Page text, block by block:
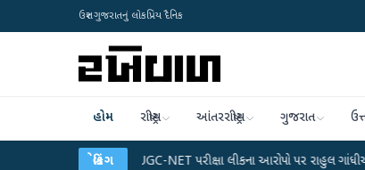
ઉત્તર ગુજરાતનું લોકપ્રિય દૈનિક
હોમ રાષ્ટ્રીય આંતરરાષ્ટ્રીય ગુજરાત
બ્રેકિંગ
UGC-NET પરીક્ષા લીકના આરોપો પર રાહુલ ગાંધીએ કેન્દ્ર પર પ્રહાર